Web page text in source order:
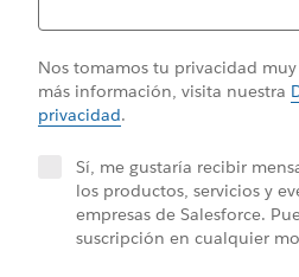
Nos tomamos tu privacidad
más información, visita nuestra
privacidad.
Sí, me gustaría recibir
los productos, servicios y
empresas de Salesforce.
suscripción en cualquier